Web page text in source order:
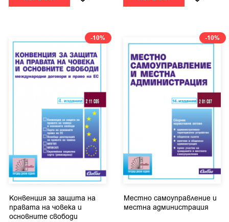
-10%
Конвенция за защита на
правата на човека и
основните свободи
-10%
Местно самоуправление и
местна администрация